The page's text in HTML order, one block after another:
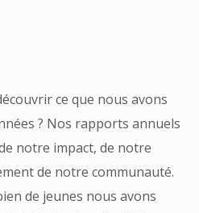
ce que nous avons
? Nos rapports annuels
notre impact, de notre
de notre communauté.
de jeunes nous avons